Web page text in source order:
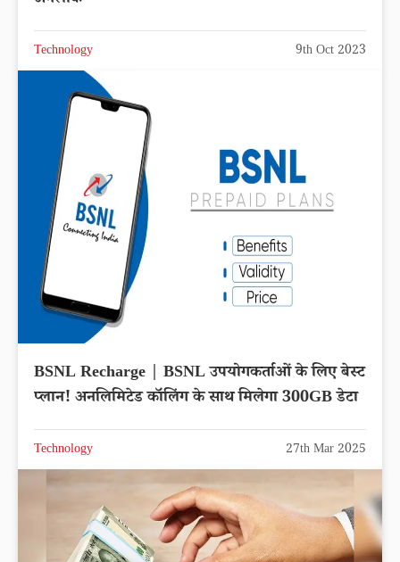
Technology 9th Oct 2023
BSNL Recharge | BSNL उपयोगकर्ताओं के लिए बेस्ट
प्लान! अनलिमिटेड कॉलिंग के साथ मिलेगा 300GB डेटा
Technology 27th Mar 2025